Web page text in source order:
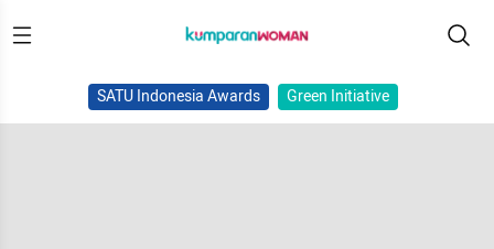
SATU Indonesia Awards Green Initiative